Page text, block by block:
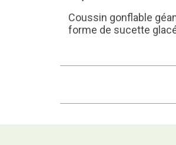
Coussin gonflable
forme de sucette